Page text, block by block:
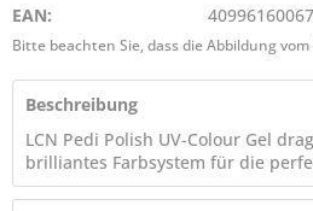
EAN:
Bitte beachten Sie, dass die Abbildung
Beschreibung
LCN Pedi Polish UV-Colour Gel
brilliantes Farbsystem für die